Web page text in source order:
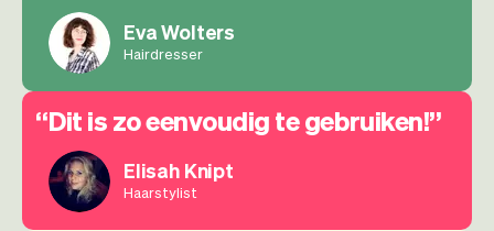
Eva Wolters
Hairdresser
Dit is zo eenvoudig te gebruiken!
Elisah Knipt
Haarstylist